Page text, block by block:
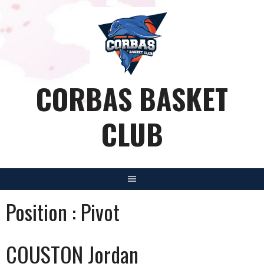
Aller
contenu
CORBAS BASKET
CLUB
Position : Pivot
COUSTON Jordan